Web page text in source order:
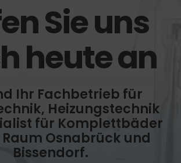
Sie uns
heute an
Ihr Fachbetrieb für
Heizungstechnik
für Komplettbäder
Osnabrück und
Bissendorf.